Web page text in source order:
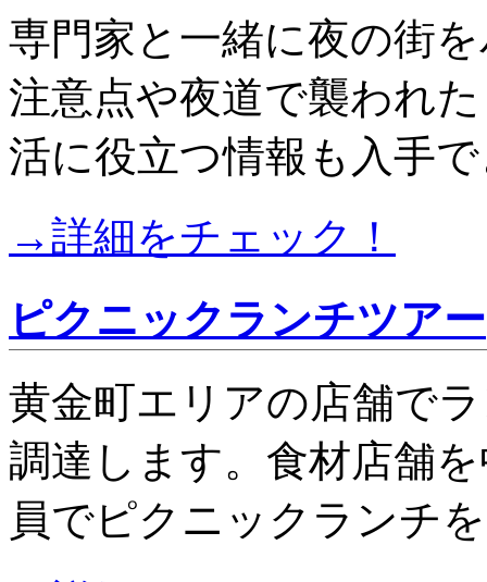
専門家と一緒に夜の街
注意点や夜道で襲われ
活に役立つ情報も入手
→詳細をチェック！
ピクニックランチツアー
黄金町エリアの店舗で
調達します。食材店舗
員でピクニックランチ